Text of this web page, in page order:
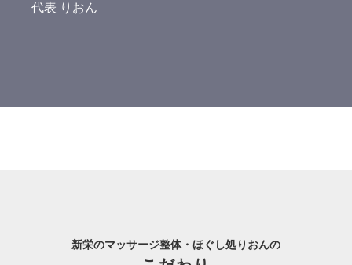
代表 りおん
新栄のマッサージ整体・ほぐし処りおんの